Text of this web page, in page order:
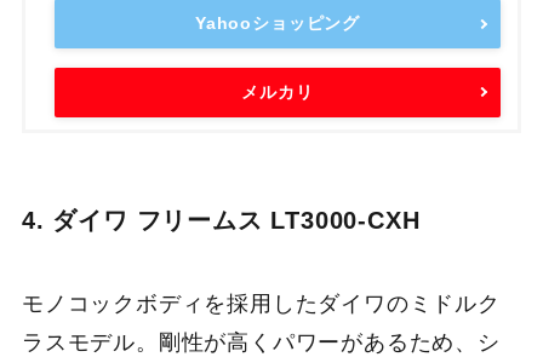
Yahooショッピング
メルカリ
4. ダイワ フリームス LT3000-CXH
モノコックボディを採用したダイワのミドルク
ラスモデル。剛性が高くパワーがあるため、シ